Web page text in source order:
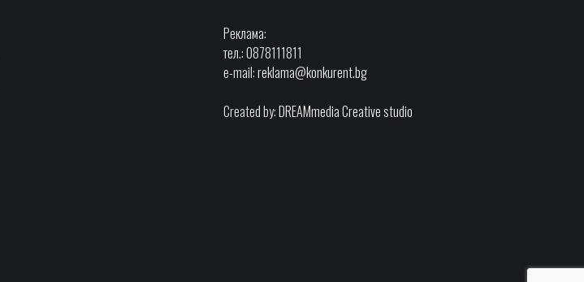
Реклама:
тел.: 0878111811
e-mail:reklama@konkurent.bg
Created by:DREAMmedia Creative studio